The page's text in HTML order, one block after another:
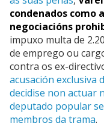
condenados como
negociacións
impuxo multa de
de emprego ou
contra os ex-
acusación exclusiva
decidise non actuar
deputado popular
membros da trama.